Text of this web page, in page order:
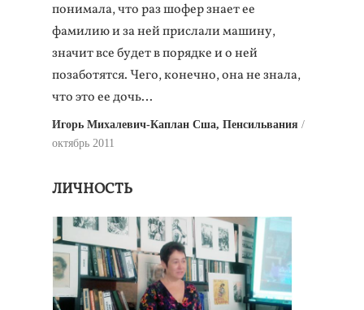
понимала, что раз шофер знает ее
фамилию и за ней прислали машину,
значит все будет в порядке и о ней
позаботятся. Чего, конечно, она не знала,
что это ее дочь…
Игорь Михалевич-Каплан Сша, Пенсильвания
октябрь 2011
ЛИЧНОСТЬ